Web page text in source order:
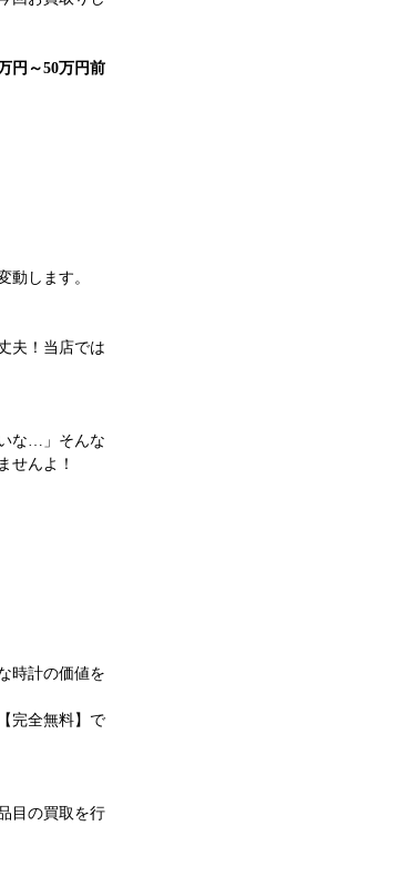
円～50万円前
動します。
夫！当店では
な…」そんな
せんよ！
時計の価値を
完全無料】で
目の買取を行